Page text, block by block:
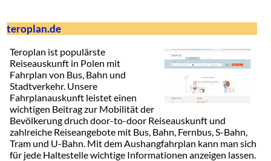
teroplan.de
Teroplan ist populärste
Reiseauskunft in Polen mit
Fahrplan von Bus, Bahn und
Stadtverkehr. Unsere
Fahrplanauskunft leistet einen
wichtigen Beitrag zur Mobilität der
Bevölkerung druch door-to-door Reiseauskunft und
zahlreiche Reiseangebote mit Bus, Bahn, Fernbus, S-Bahn,
Tram und U-Bahn. Mit dem Aushangfahrplan kann man sich
für jede Haltestelle wichtige Informationen anzeigen lassen.